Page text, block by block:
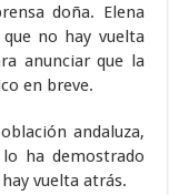
doña. Elena
no hay vuelta
anunciar que la
en breve.
andaluza,
ha demostrado
vuelta atrás.